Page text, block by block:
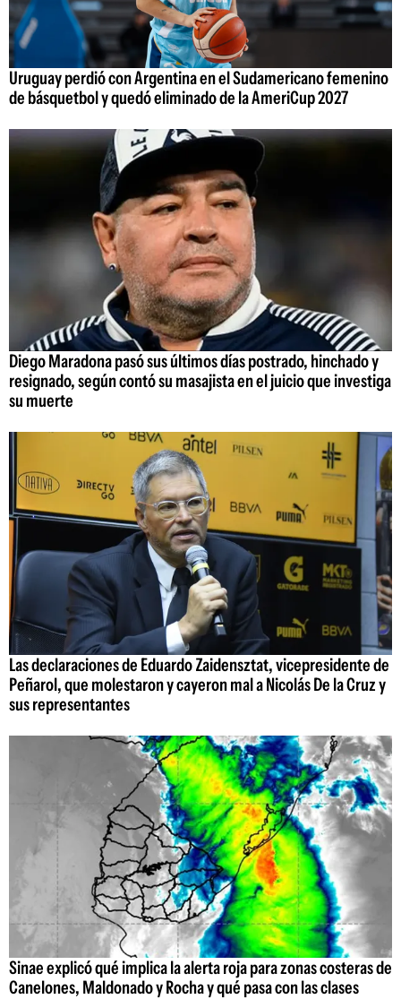
Uruguay perdió con Argentina en el Sudamericano femenino
de básquetbol y quedó eliminado de la AmeriCup 2027
Diego Maradona pasó sus últimos días postrado, hinchado y
resignado, según contó su masajista en el juicio que investiga
su muerte
Las declaraciones de Eduardo Zaidensztat, vicepresidente de
Peñarol, que molestaron y cayeron mal a Nicolás De la Cruz y
sus representantes
Sinae explicó qué implica la alerta roja para zonas costeras de
Canelones, Maldonado y Rocha y qué pasa con las clases